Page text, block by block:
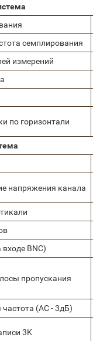
семплирования
измерений
по горизонтали
напряжения канала
BNC)
пропускания
(AC - 3дБ)
3K